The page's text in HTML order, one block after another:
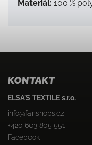
Materiál: 100 %
KONTAKT
ELSA'S TEXTILE s.r.o.
info@fanshops.cz
+420 603 805 551
Facebook